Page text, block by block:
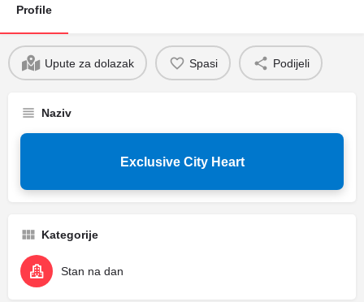
Profile
Upute za dolazak Spasi Podijeli
Naziv
Exclusive City Heart
Kategorije
Stan na dan